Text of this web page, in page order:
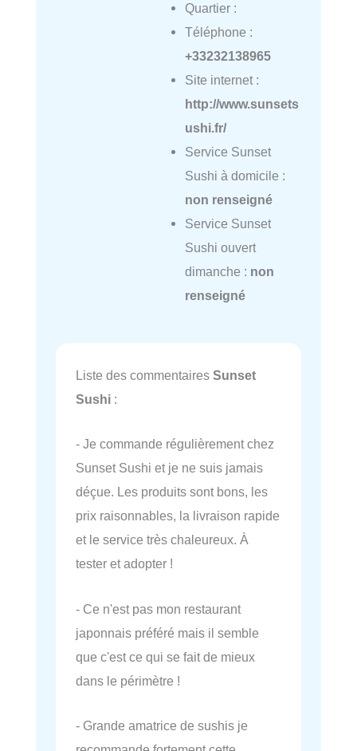
Quartier :
Téléphone :
+33232138965
Site internet :
http://www.sunsets
ushi.fr/
Service Sunset
Sushi à domicile :
non renseigné
Service Sunset
Sushi ouvert
dimanche : non
renseigné
Liste des commentaires Sunset
Sushi :
- Je commande régulièrement chez
Sunset Sushi et je ne suis jamais
déçue. Les produits sont bons, les
prix raisonnables, la livraison rapide
et le service très chaleureux. À
tester et adopter !
- Ce n'est pas mon restaurant
japonnais préféré mais il semble
que c'est ce qui se fait de mieux
dans le périmètre !
- Grande amatrice de sushis je